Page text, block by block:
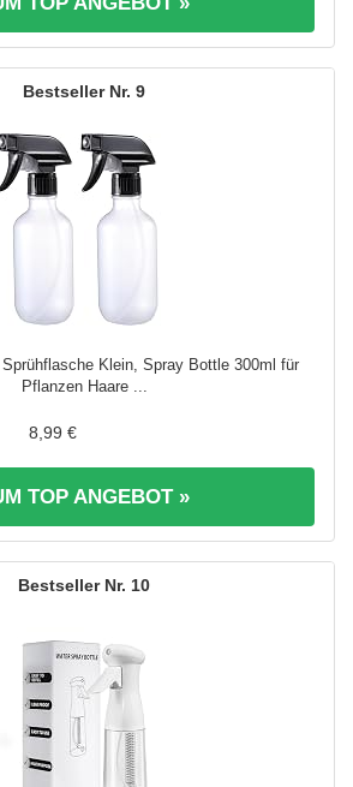
9
Klein, Spray Bottle 300ml für
Pflanzen Haare ...
8,99 €
TOP ANGEBOT »
10